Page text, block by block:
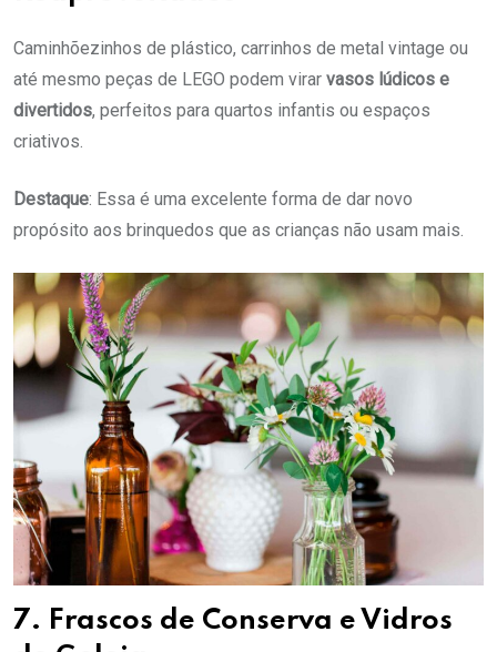
Caminhõezinhos de plástico, carrinhos de metal vintage ou
até mesmo peças de LEGO podem virar vasos lúdicos e
divertidos, perfeitos para quartos infantis ou espaços
criativos.
Destaque: Essa é uma excelente forma de dar novo
propósito aos brinquedos que as crianças não usam mais.
7. Frascos de Conserva e Vidros